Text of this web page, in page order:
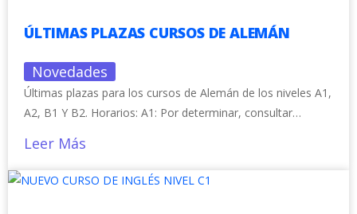
ÚLTIMAS PLAZAS CURSOS DE ALEMÁN
Novedades
Últimas plazas para los cursos de Alemán de los niveles A1,
A2, B1 Y B2. Horarios: A1: Por determinar, consultar…
Leer Más